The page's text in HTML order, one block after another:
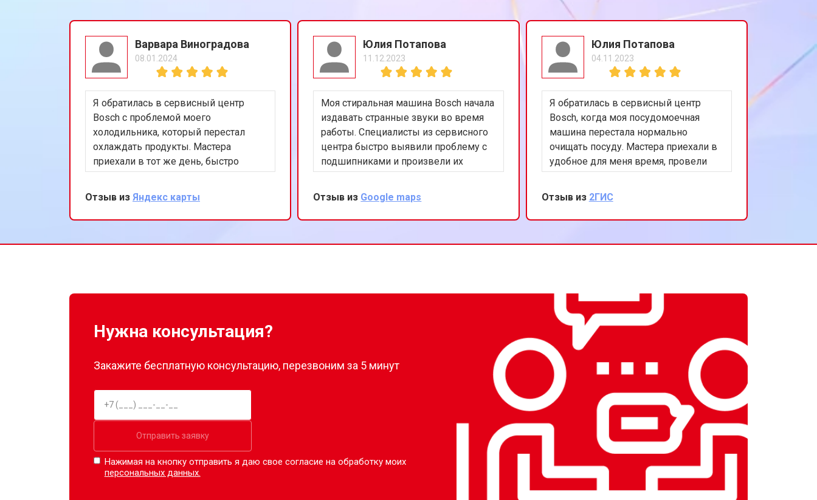
Варвара Виноградова
08.01.2024
Я обратилась в сервисный центр
Bosch с проблемой моего
холодильника, который перестал
охлаждать продукты. Мастера
приехали в тот же день, быстро
нашли и устранили неисправность в
системе охлаждения. Я очень
довольна их оперативностью и
качеством работы. Спасибо за
холодильника!
Отзыв из Яндекс карты
Юлия Потапова
11.12.2023
Моя стиральная машина Bosch начала
издавать странные звуки во время
работы. Специалисты из сервисного
центра быстро выявили проблему с
подшипниками и произвели их
замену. Работа была выполнена
аккуратно и эффективно. Теперь
машина работает тихо и без
нареканий. Благодарю за ваш
Отзыв из Google maps
Юлия Потапова
04.11.2023
Я обратилась в сервисный центр
Bosch, когда моя посудомоечная
машина перестала нормально
очищать посуду. Мастера приехали в
удобное для меня время, провели
диагностику и заменили распылитель
воды. Теперь машина работает как
новая. Спасибо за вашу
внимательность и качественный
Отзыв из 2ГИС
Нужна консультация?
Закажите бесплатную консультацию, перезвоним за 5 минут
Отправить заявку
Нажимая на кнопку отправить я даю свое согласие на обработку моих
персональных данных.